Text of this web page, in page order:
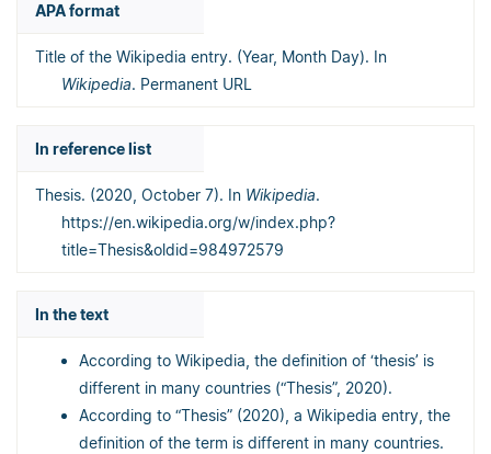
APA format
Title of the Wikipedia entry. (Year, Month Day). In
Wikipedia. Permanent URL
In reference list
Thesis. (2020, October 7). In Wikipedia.
https://en.wikipedia.org/w/index.php?
title=Thesis&oldid=984972579
In the text
According to Wikipedia, the definition of ‘thesis’ is
different in many countries (“Thesis”, 2020).
According to “Thesis” (2020), a Wikipedia entry, the
definition of the term is different in many countries.